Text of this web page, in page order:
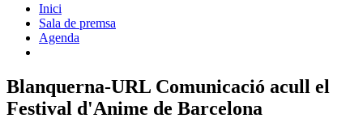
Inici
Sala de premsa
Agenda
Blanquerna-URL Comunicació acull el
Festival d'Anime de Barcelona